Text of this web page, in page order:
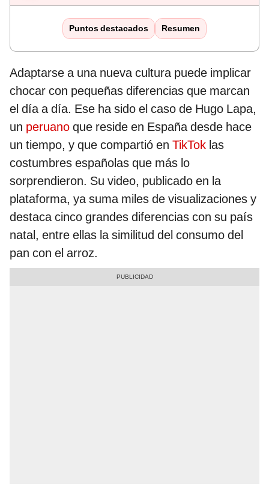
Puntos destacados Resumen
Adaptarse a una nueva cultura puede implicar
chocar con pequeñas diferencias que marcan
el día a día. Ese ha sido el caso de Hugo Lapa,
un peruano que reside en España desde hace
un tiempo, y que compartió en TikTok las
costumbres españolas que más lo
sorprendieron. Su video, publicado en la
plataforma, ya suma miles de visualizaciones y
destaca cinco grandes diferencias con su país
natal, entre ellas la similitud del consumo del
pan con el arroz.